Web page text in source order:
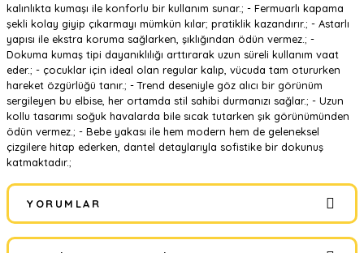
kalınlıkta kumaşı ile konforlu bir kullanım sunar.; - Fermuarlı kapama
şekli kolay giyip çıkarmayı mümkün kılar; pratiklik kazandırır.; - Astarlı
yapısı ile ekstra koruma sağlarken, şıklığından ödün vermez.; -
Dokuma kumaş tipi dayanıklılığı arttırarak uzun süreli kullanım vaat
eder.; - çocuklar için ideal olan regular kalıp, vücuda tam otururken
hareket özgürlüğü tanır.; - Trend deseniyle göz alıcı bir görünüm
sergileyen bu elbise, her ortamda stil sahibi durmanızı sağlar.; - Uzun
kollu tasarımı soğuk havalarda bile sıcak tutarken şık görünümünden
ödün vermez.; - Bebe yakası ile hem modern hem de geleneksel
çizgilere hitap ederken, dantel detaylarıyla sofistike bir dokunuş
katmaktadır.;
YORUMLAR